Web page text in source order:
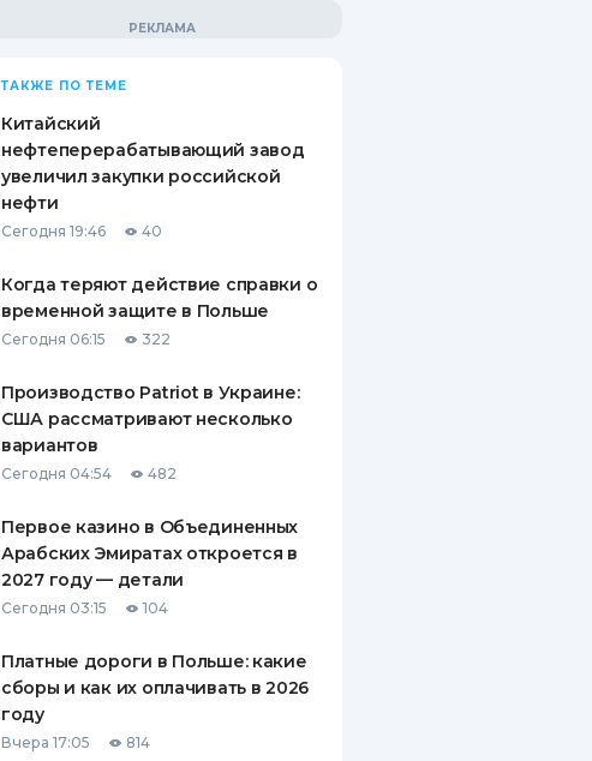
ТАКЖЕ ПО ТЕМЕ
Китайский
нефтеперерабатывающий завод
увеличил закупки российской
нефти
Сегодня 19:46 40
Когда теряют действие справки о
временной защите в Польше
Сегодня 06:15 322
Производство Patriot в Украине:
США рассматривают несколько
вариантов
Сегодня 04:54 482
Первое казино в Объединенных
Арабских Эмиратах откроется в
2027 году — детали
Сегодня 03:15 104
Платные дороги в Польше: какие
сборы и как их оплачивать в 2026
году
Вчера 17:05 814